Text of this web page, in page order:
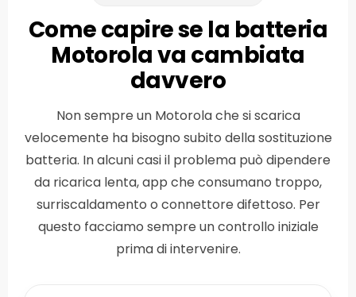
Come capire se la batteria
Motorola va cambiata
davvero
Non sempre un Motorola che si scarica
velocemente ha bisogno subito della sostituzione
batteria. In alcuni casi il problema può dipendere
da ricarica lenta, app che consumano troppo,
surriscaldamento o connettore difettoso. Per
questo facciamo sempre un controllo iniziale
prima di intervenire.